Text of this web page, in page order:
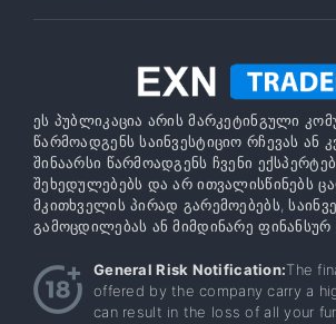
ეს პუბლიკაცია არის მარკეტინგული
წარმოადგენს საინვესტიციო რჩევას ან
შინაარსი წარმოადგენს ჩვენი
შეხედულებებს და არ ითვალისწინებს
მკითხველის პირად გარემოებებს,
გამოცდილებას ან მიმდინარე
General Risk Notification:The
offered by the company carry a
can result in the loss of all your